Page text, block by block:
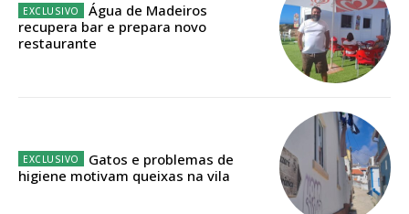
Escolha o plano de assinatura desejado:
IMPRESSA
32€
Água de Madeiros
recupera bar e prepara novo
restaurante
Gatos e problemas de
higiene motivam queixas na vila